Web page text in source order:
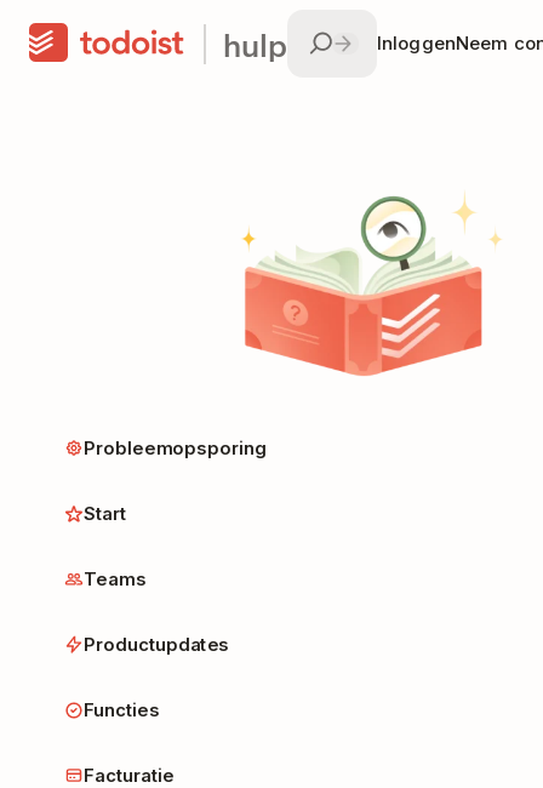
hulp InloggenNeem
Probleemopsporing
Start
Teams
Productupdates
Functies
Facturatie